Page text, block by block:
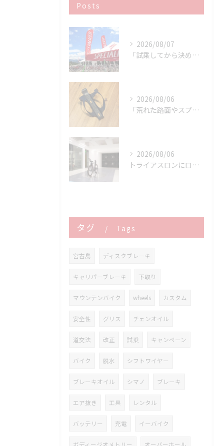
Posts
2026/08/07
「試乗してから決める。」 それがPOWER-KIDSの一番大切にしていることです。
2026/08/06
「荒れた路面やスプリントでボトルが飛んでヒヤッとしたこと、あ...
2026/08/06
トライアスロンにロードバイクはどこまで使える？
タグ Tags
宮古島 ディスクブレーキ
キャリパーブレーキ 下取り
マウンテンバイク wheels カスタム
安全性 グリス チェンオイル
道交法 改正 試乗 キャンペーン
バイク 脱水 シフトワイヤー
ブレーキオイル シマノ ブレーキ
エア抜き 工具 レンタル
バッテリー 充電 イーバイク